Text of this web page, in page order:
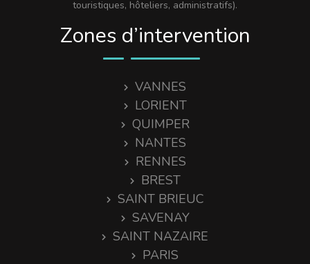
touristiques, hôteliers, administratifs).
Zones d’intervention
VANNES
LORIENT
QUIMPER
NANTES
RENNES
BREST
SAINT BRIEUC
SAVENAY
SAINT NAZAIRE
PARIS